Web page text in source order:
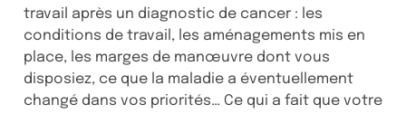
travail après un diagnostic de cancer : les
conditions de travail, les aménagements mis en
place, les marges de manœuvre dont vous
disposiez, ce que la maladie a éventuellement
changé dans vos priorités… Ce qui a fait que votre